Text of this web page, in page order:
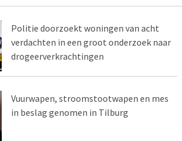
Politie doorzoekt woningen van acht
verdachten in een groot onderzoek naar
drogeerverkrachtingen
Vuurwapen, stroomstootwapen en mes
in beslag genomen in Tilburg